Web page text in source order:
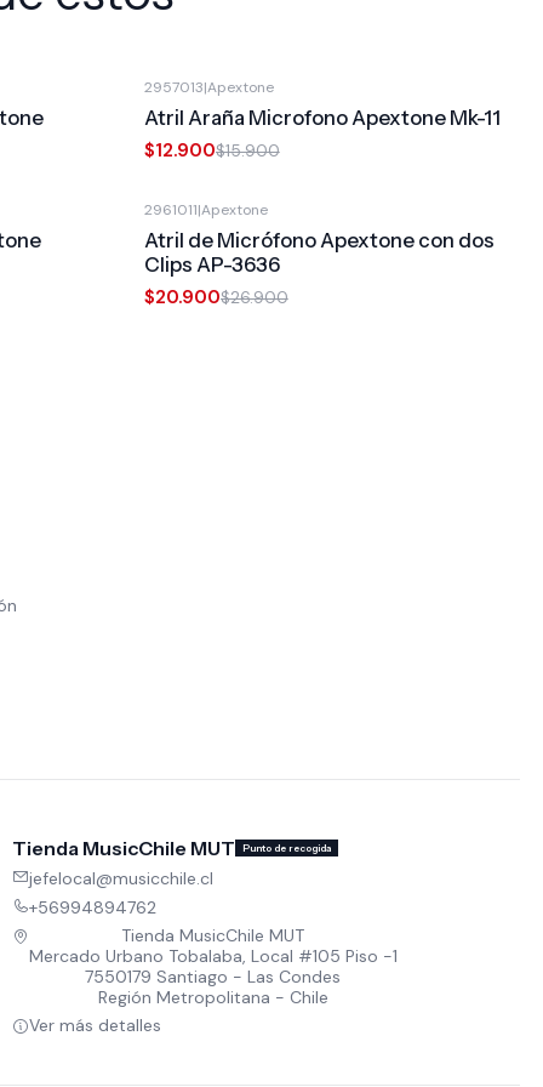
OFF
2957013|Apextone
Atril Araña Microfono Apextone Mk-11
$12.900$15.900
OFF
2961011|Apextone
Atril de Micrófono Apextone con dos
Clips AP-3636
$20.900$26.900
Tienda MusicChile MUT Punto de recogida
jefelocal@musicchile.cl
+56994894762
Tienda MusicChile MUT
Mercado Urbano Tobalaba, Local #105 Piso -1
7550179 Santiago - Las Condes
Región Metropolitana - Chile
Ver más detalles